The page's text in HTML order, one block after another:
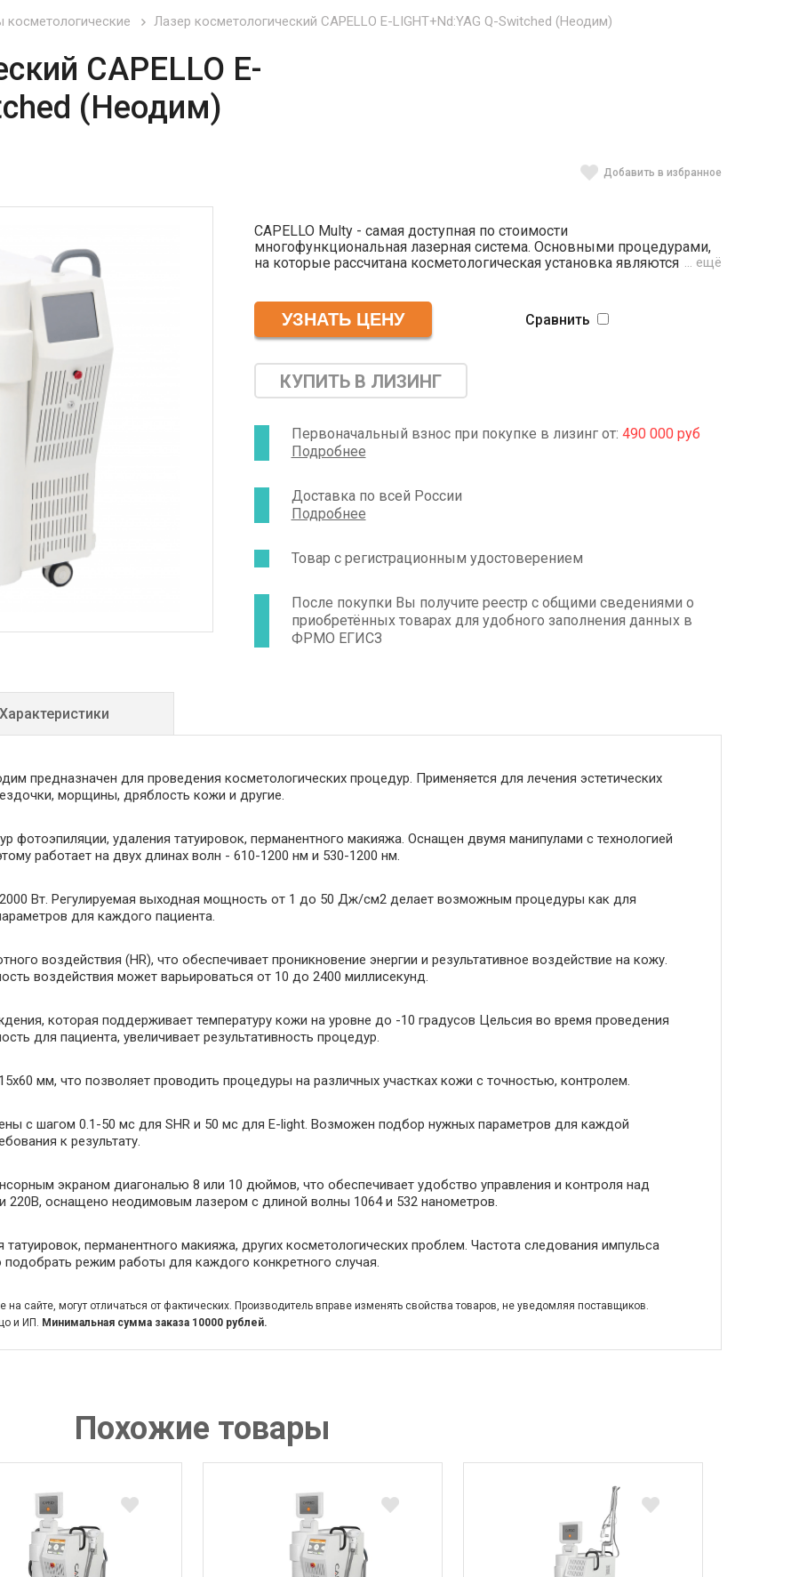
косметологические Лазер косметологический CAPELLO E-LIGHT+Nd:YAG Q-Switched (Неодим)
CAPELLO E-
(Неодим)
Добавить в избранное
CAPELLO Multy - самая доступная по стоимости
многофункциональная лазерная система. Основными процедурами,
на которые рассчитана косметологическая установка являются
оздоровлению и омоложению кожи лица. Прибор поставляется с
неодимовым лазером, RF и элос-манипулой. Хотите получить другие
лазеры в комплектации, заменить насадки? В линейке CAPELLO
несколько вариантов косметологического оборудования. Позвоните
нам - подберем идеальное решение для вашей клиники или центра
эстетический медицины.
… ещё
Сравнить
КУПИТЬ В ЛИЗИНГ
Первоначальный взнос при покупке в лизинг от: 490 000 руб
Подробнее
Доставка по всей России
Подробнее
Товар с регистрационным удостоверением
После покупки Вы получите реестр с общими сведениями о
приобретённых товарах для удобного заполнения данных в
ФРМО ЕГИСЗ
Характеристики
предназначен для проведения косметологических процедур. Применяется для лечения эстетических
морщины, дряблость кожи и другие.
фотоэпиляции, удаления татуировок, перманентного макияжа. Оснащен двумя манипулами с технологией
работает на двух длинах волн - 610-1200 нм и 530-1200 нм.
Вт. Регулируемая выходная мощность от 1 до 50 Дж/см2 делает возможным процедуры как для
для каждого пациента.
воздействия (HR), что обеспечивает проникновение энергии и результативное воздействие на кожу.
воздействия может варьироваться от 10 до 2400 миллисекунд.
которая поддерживает температуру кожи на уровне до -10 градусов Цельсия во время проведения
для пациента, увеличивает результативность процедур.
мм, что позволяет проводить процедуры на различных участках кожи с точностью, контролем.
с шагом 0.1-50 мс для SHR и 50 мс для E-light. Возможен подбор нужных параметров для каждой
к результату.
экраном диагональю 8 или 10 дюймов, что обеспечивает удобство управления и контроля над
220В, оснащено неодимовым лазером с длиной волны 1064 и 532 нанометров.
перманентного макияжа, других косметологических проблем. Частота следования импульса
режим работы для каждого конкретного случая.
сайте, могут отличаться от фактических. Производитель вправе изменять свойства товаров, не уведомляя поставщиков.
и ИП. Минимальная сумма заказа 10000 рублей.
Похожие товары